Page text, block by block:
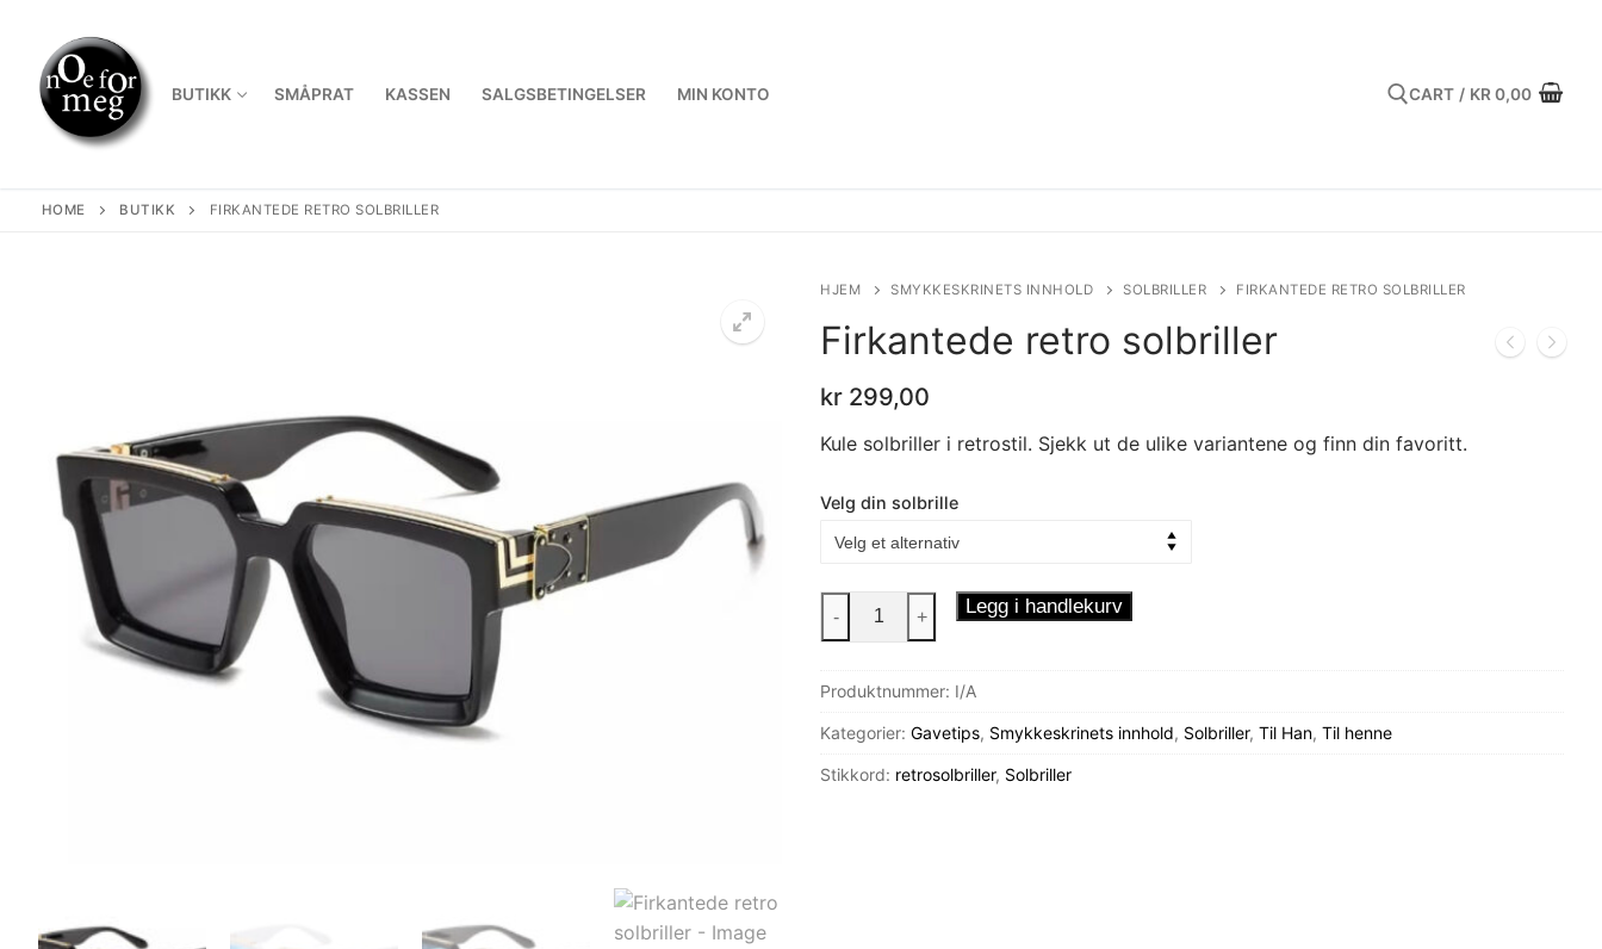
content
BUTIKK SMÅPRAT KASSEN SALGSBETINGELSER MIN KONTO CART / KR 0,00
HOME BUTIKK FIRKANTEDE RETRO SOLBRILLER
HJEM SMYKKESKRINETS INNHOLD SOLBRILLER FIRKANTEDE RETRO SOLBRILLER
Firkantede retro solbriller
kr 299,00
Kule solbriller i retrostil. Sjekk ut de ulike variantene og finn din favoritt.
Velg din solbrille
Firkantede
retro
antall
- + Legg i handlekurv
Produktnummer: I/A
Kategorier: Gavetips, Smykkeskrinets innhold, Solbriller, Til Han, Til henne
Stikkord: retrosolbriller, Solbriller